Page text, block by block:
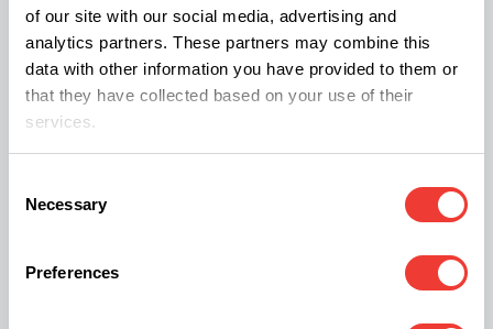
of our site with our social media, advertising and
analytics partners. These partners may combine this
data with other information you have provided to them or
that they have collected based on your use of their
services.
Selection
Necessary
Preferences
Experimental Biology, 40(12), e72051.
https://doi.org/10.1096/fj.202601143R
se basa en estudios preclínicos. La información